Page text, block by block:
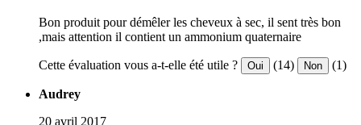
Bon produit pour démêler les cheveux à sec, il sent très bon
,mais attention il contient un ammonium quaternaire
Cette évaluation vous a-t-elle été utile ? Oui (14) Non (1)
Audrey
20 avril 2017